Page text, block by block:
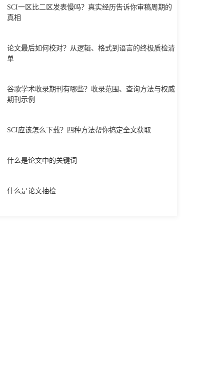
SCI一区比二区发表慢吗？真实经历告诉你审稿周期的
真相
论文最后如何校对？从逻辑、格式到语言的终极质检清
单
谷歌学术收录期刊有哪些？收录范围、查询方法与权威
期刊示例
SCI应该怎么下载？四种方法帮你搞定全文获取
什么是论文中的关键词
什么是论文抽检